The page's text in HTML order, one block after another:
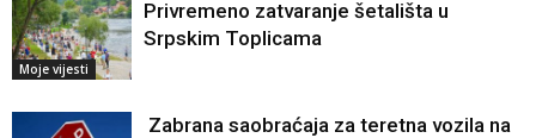
Moje vijesti
Privremeno zatvaranje šetališta u
Srpskim Toplicama
Zabrana saobraćaja za teretna vozila na